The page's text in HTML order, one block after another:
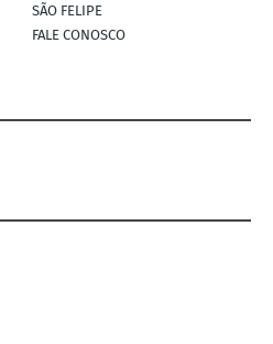
SÃO FELIPE
FALE CONOSCO